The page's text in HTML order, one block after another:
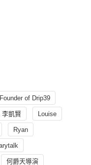
of Drip39
李凱賢 Louise
Ryan
何爵天導演